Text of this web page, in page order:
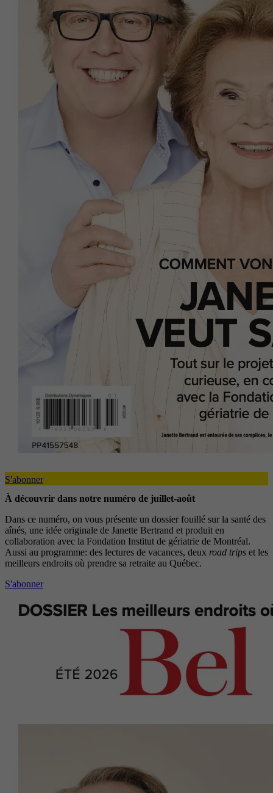
S'abonner
À découvrir dans notre numéro de juillet-août
Dans ce numéro, on vous présente un dossier fouillé sur la santé des
aînés, une idée originale de Janette Bertrand et produit en
collaboration avec la Fondation Institut de gériatrie de Montréal.
Aussi au programme: des lectures de vacances, deux road trips et les
meilleurs endroits où prendre sa retraite au Québec.
S'abonner